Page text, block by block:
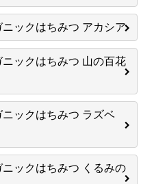
ニックはちみつ アカシア
ニックはちみつ 山の百花
ニックはちみつ ラズベ
ニックはちみつ くるみの